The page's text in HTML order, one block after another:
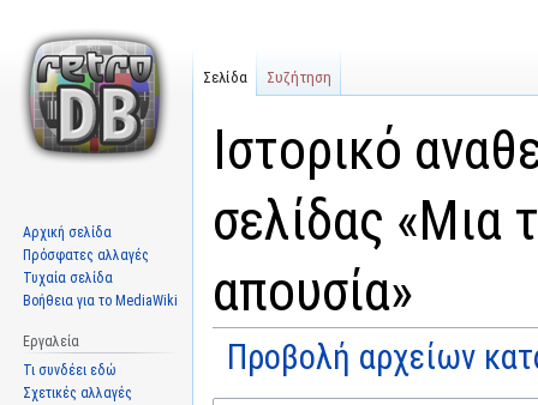
Ιστορικό
σελίδας «Μια
απουσία»
Προβολή αρχείων
Σελίδα Συζήτηση
Αρχική σελίδα
Πρόσφατες αλλαγές
Τυχαία σελίδα
Βοήθεια για το MediaWiki
Εργαλεία
Τι συνδέει εδώ
Σχετικές αλλαγές